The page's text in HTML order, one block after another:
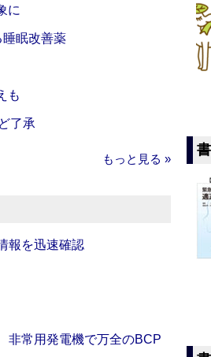
に
睡眠改善薬
も
了承
もっと見る »
報を迅速確認
非常用発電機で万全のBCP